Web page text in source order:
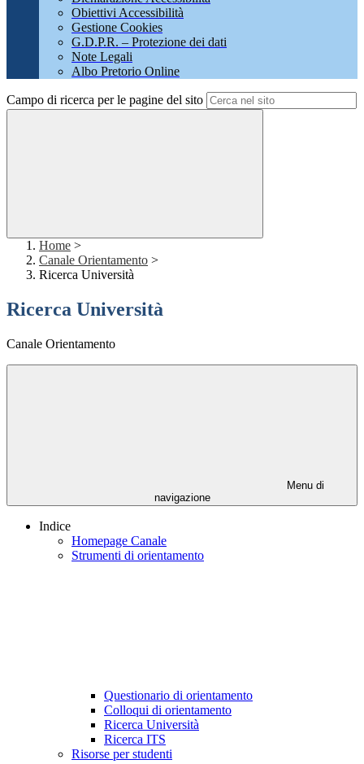
Obiettivi Accessibilità
Gestione Cookies
G.D.P.R. – Protezione dei dati
Note Legali
Albo Pretorio Online
Campo di ricerca per le pagine del sito
Home >
Canale Orientamento >
Ricerca Università
Ricerca Università
Canale Orientamento
Menu di
navigazione
Indice
Homepage Canale
Strumenti di orientamento
Questionario di orientamento
Colloqui di orientamento
Ricerca Università
Ricerca ITS
Risorse per studenti